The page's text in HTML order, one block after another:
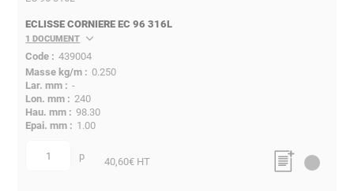
ECLISSE CORNIERE EC 96 316L
1 DOCUMENT
439004
0.250
-
240
98.30
1.00
quantité p 40,60€ HT